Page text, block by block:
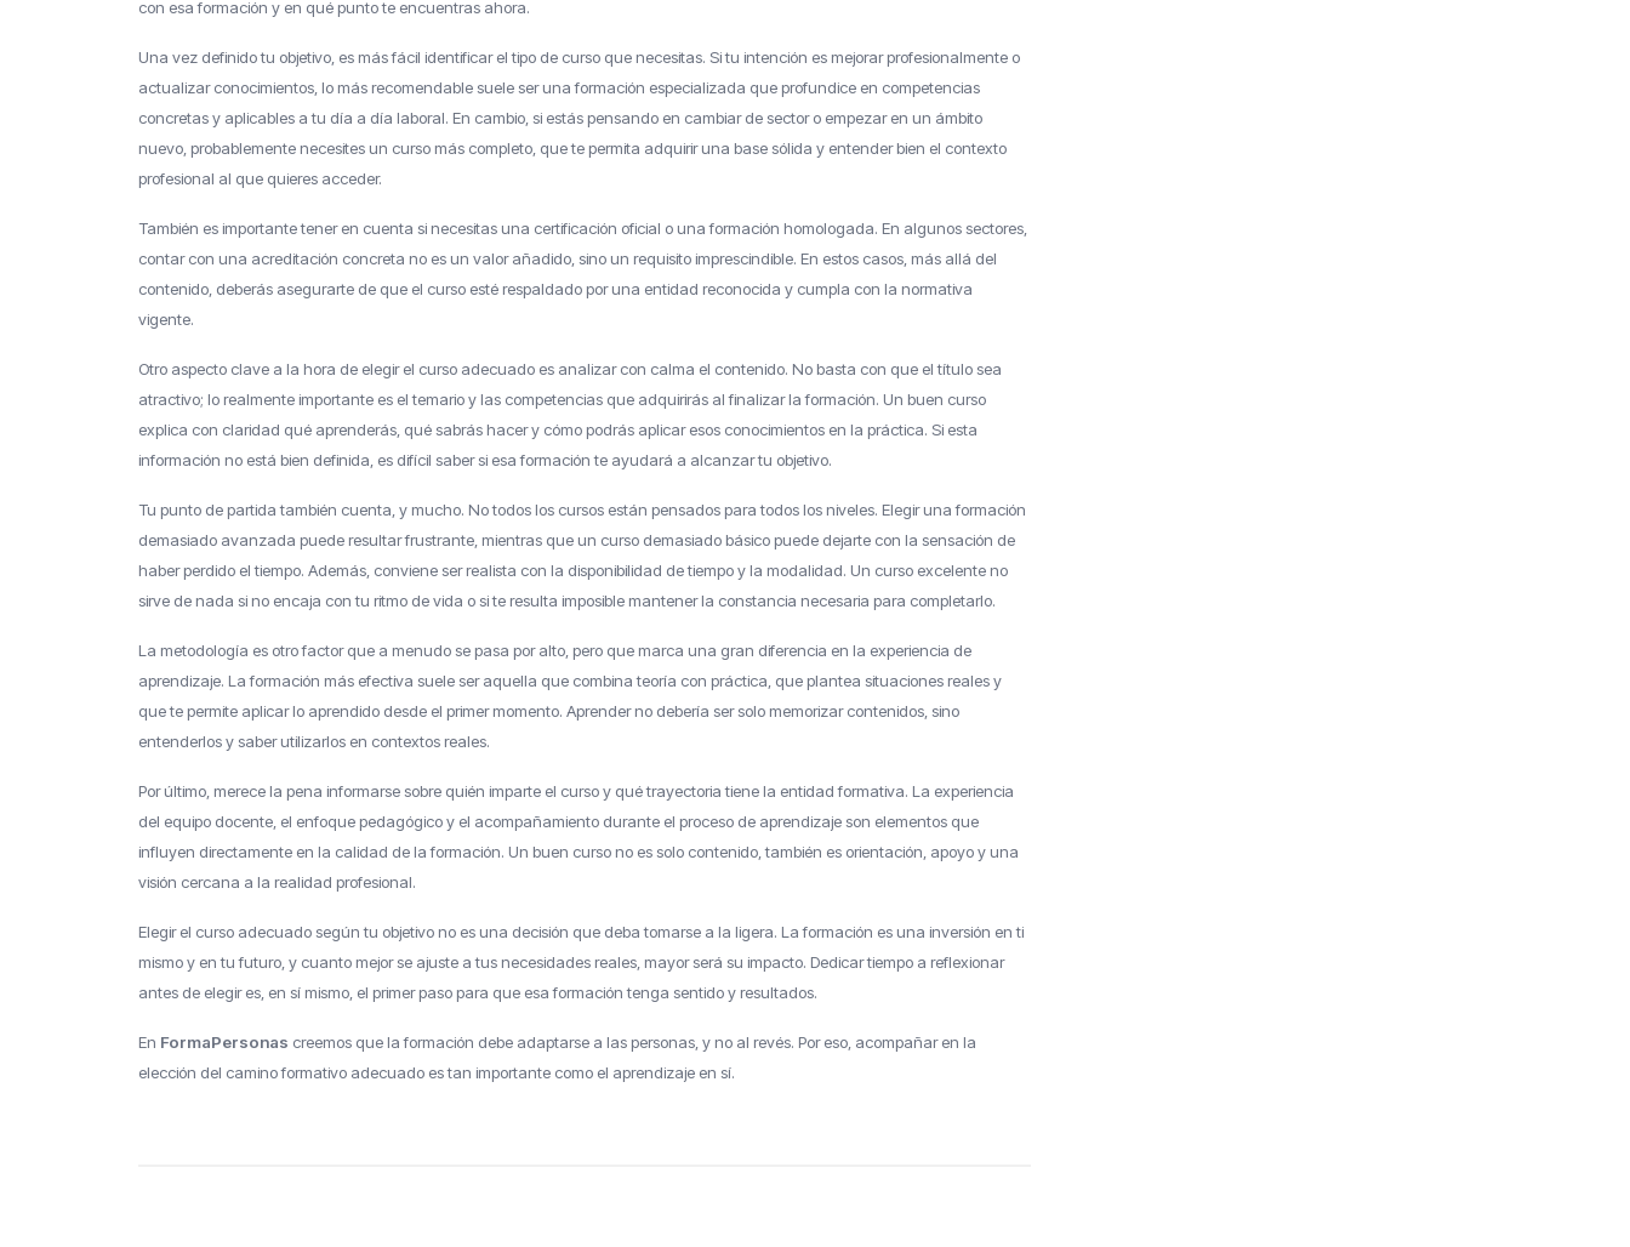
con esa formación y en qué punto te encuentras ahora.
Una vez definido tu objetivo, es más fácil identificar el tipo de curso que necesitas. Si tu intención es mejorar profesionalmente o
actualizar conocimientos, lo más recomendable suele ser una formación especializada que profundice en competencias
concretas y aplicables a tu día a día laboral. En cambio, si estás pensando en cambiar de sector o empezar en un ámbito
nuevo, probablemente necesites un curso más completo, que te permita adquirir una base sólida y entender bien el contexto
profesional al que quieres acceder.
También es importante tener en cuenta si necesitas una certificación oficial o una formación homologada. En algunos sectores,
contar con una acreditación concreta no es un valor añadido, sino un requisito imprescindible. En estos casos, más allá del
contenido, deberás asegurarte de que el curso esté respaldado por una entidad reconocida y cumpla con la normativa
vigente.
Otro aspecto clave a la hora de elegir el curso adecuado es analizar con calma el contenido. No basta con que el título sea
atractivo; lo realmente importante es el temario y las competencias que adquirirás al finalizar la formación. Un buen curso
explica con claridad qué aprenderás, qué sabrás hacer y cómo podrás aplicar esos conocimientos en la práctica. Si esta
información no está bien definida, es difícil saber si esa formación te ayudará a alcanzar tu objetivo.
Tu punto de partida también cuenta, y mucho. No todos los cursos están pensados para todos los niveles. Elegir una formación
demasiado avanzada puede resultar frustrante, mientras que un curso demasiado básico puede dejarte con la sensación de
haber perdido el tiempo. Además, conviene ser realista con la disponibilidad de tiempo y la modalidad. Un curso excelente no
sirve de nada si no encaja con tu ritmo de vida o si te resulta imposible mantener la constancia necesaria para completarlo.
La metodología es otro factor que a menudo se pasa por alto, pero que marca una gran diferencia en la experiencia de
aprendizaje. La formación más efectiva suele ser aquella que combina teoría con práctica, que plantea situaciones reales y
que te permite aplicar lo aprendido desde el primer momento. Aprender no debería ser solo memorizar contenidos, sino
entenderlos y saber utilizarlos en contextos reales.
Por último, merece la pena informarse sobre quién imparte el curso y qué trayectoria tiene la entidad formativa. La experiencia
del equipo docente, el enfoque pedagógico y el acompañamiento durante el proceso de aprendizaje son elementos que
influyen directamente en la calidad de la formación. Un buen curso no es solo contenido, también es orientación, apoyo y una
visión cercana a la realidad profesional.
Elegir el curso adecuado según tu objetivo no es una decisión que deba tomarse a la ligera. La formación es una inversión en ti
mismo y en tu futuro, y cuanto mejor se ajuste a tus necesidades reales, mayor será su impacto. Dedicar tiempo a reflexionar
antes de elegir es, en sí mismo, el primer paso para que esa formación tenga sentido y resultados.
En FormaPersonas creemos que la formación debe adaptarse a las personas, y no al revés. Por eso, acompañar en la
elección del camino formativo adecuado es tan importante como el aprendizaje en sí.